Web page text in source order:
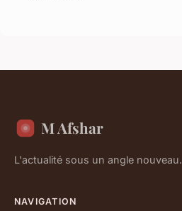
M Afshar
L'actualité sous un angle nouveau.
NAVIGATION